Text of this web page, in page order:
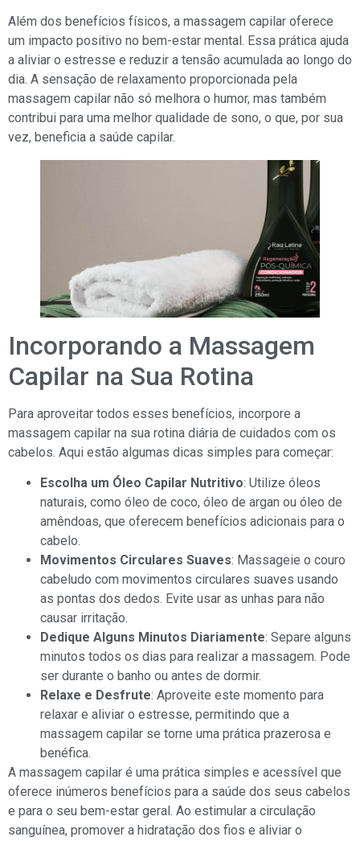
Além dos benefícios físicos, a massagem capilar oferece
um impacto positivo no bem-estar mental. Essa prática ajuda
a aliviar o estresse e reduzir a tensão acumulada ao longo do
dia. A sensação de relaxamento proporcionada pela
massagem capilar não só melhora o humor, mas também
contribui para uma melhor qualidade de sono, o que, por sua
vez, beneficia a saúde capilar.
Incorporando a Massagem
Capilar na Sua Rotina
Para aproveitar todos esses benefícios, incorpore a
massagem capilar na sua rotina diária de cuidados com os
cabelos. Aqui estão algumas dicas simples para começar:
Escolha um Óleo Capilar Nutritivo: Utilize óleos
naturais, como óleo de coco, óleo de argan ou óleo de
amêndoas, que oferecem benefícios adicionais para o
cabelo.
Movimentos Circulares Suaves: Massageie o couro
cabeludo com movimentos circulares suaves usando
as pontas dos dedos. Evite usar as unhas para não
causar irritação.
Dedique Alguns Minutos Diariamente: Separe alguns
minutos todos os dias para realizar a massagem. Pode
ser durante o banho ou antes de dormir.
Relaxe e Desfrute: Aproveite este momento para
relaxar e aliviar o estresse, permitindo que a
massagem capilar se torne uma prática prazerosa e
benéfica.
A massagem capilar é uma prática simples e acessível que
oferece inúmeros benefícios para a saúde dos seus cabelos
e para o seu bem-estar geral. Ao estimular a circulação
sanguínea, promover a hidratação dos fios e aliviar o